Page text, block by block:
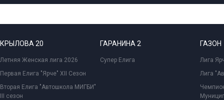
КРЫЛОВА 20
Летняя Женская лига 2026
Первая Елига "Ярче" XII Сезон
Вторая Елига "Автошкола МИГБИ"
III сезон
ГАРАНИНА 2
Супер Елига
ГАЗОН
Лига
Лига